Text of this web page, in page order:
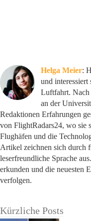
Helga Meier:
und
Luftfahrt. Nach
an der
Redaktionen Erfahrungen
von FlightRadars24, wo sie
Flughäfen und die
Artikel zeichnen sich durch
leserfreundliche Sprache
erkunden und die neuesten
verfolgen.
Kürzliche Posts